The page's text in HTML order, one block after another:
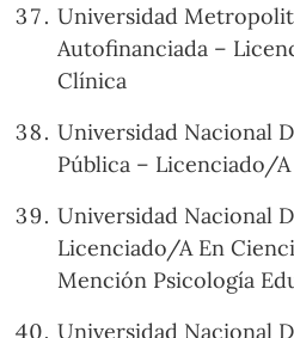
Universidad
Autofinanciada –
Clínica
Universidad Nacional
Pública – Licenciado/
Universidad Nacional
Licenciado/A En
Mención Psicología
Universidad Nacional